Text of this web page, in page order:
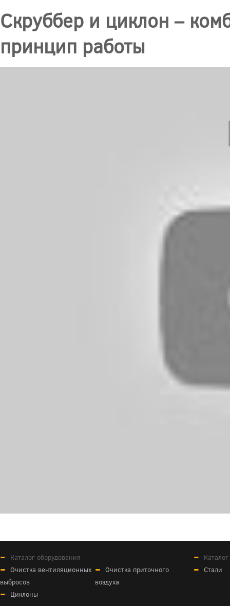
Скруббер и циклон –
принцип работы
Каталог оборудования
Очистка вентиляционных
выбросов
Очистка приточного
воздуха
Циклоны
Стали